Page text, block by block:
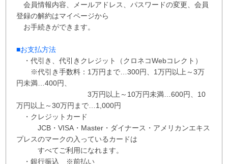
会員情報内容、メールアドレス、パスワードの変更、会員
登録の解約はマイページから
お手続きができます。
■お支払方法
・代引き、代引きクレジット（クロネコWebコレクト）
※代引き手数料： 1万円まで…300円、 1万円以上～3万
円未満…400円
3万円以上～10万円未満…600円
10
万円以上～30万円まで…1,000円
・クレジットカード
JCB・VISA・Master・ダイナース・アメリカンエキス
プレスのマークの入っているカードは
すべてご利用になれます。
・銀行振込 ※前払い